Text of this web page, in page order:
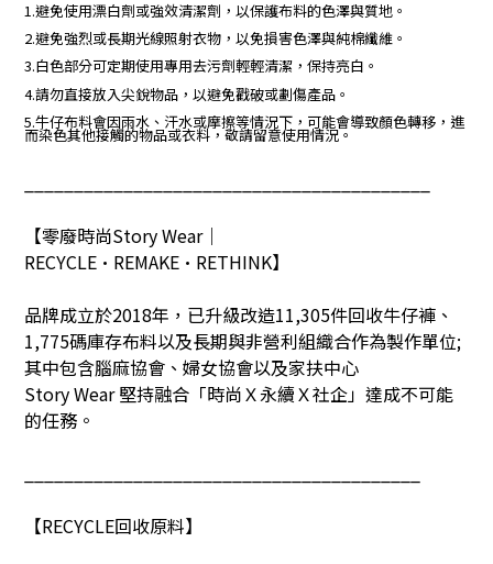
1.避免使用漂白劑或強效清潔劑，以保護布料的色澤與質地。
2.避免強烈或長期光線照射衣物，以免損害色澤與純棉纖維。
3.白色部分可定期使用專用去污劑輕輕清潔，保持亮白。
4.請勿直接放入尖銳物品，以避免戳破或劃傷產品。
5.牛仔布料會因雨水、汗水或摩擦等情況下，可能會導致顏色轉移，進
而染色其他接觸的物品或衣料，敬請留意使用情況。
【零廢時尚Story Wear｜
RECYCLE•REMAKE•RETHINK】
品牌成立於2018年，已升級改造11,305件回收牛仔褲、
1,775碼庫存布料以及長期與非營利組織合作為製作單位;
其中包含腦麻協會、婦女協會以及家扶中心
Story Wear堅持融合「時尚Ｘ永續Ｘ社企」達成不可能
的任務。
【RECYCLE回收原料】